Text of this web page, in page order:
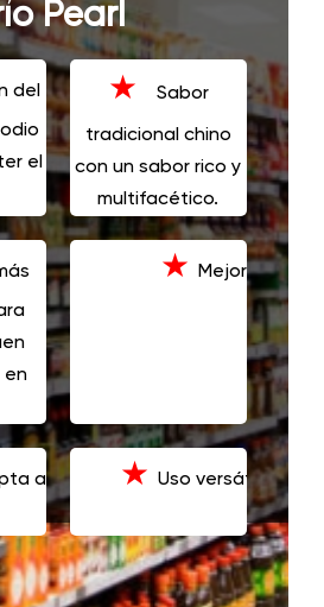
Pearl
del
el
★ Sabor
tradicional chino
con un sabor rico y
multifacético.
en
★ Mejora el
a las necesidades dietéticas
restringidas en sodio.
★ Uso versátil en